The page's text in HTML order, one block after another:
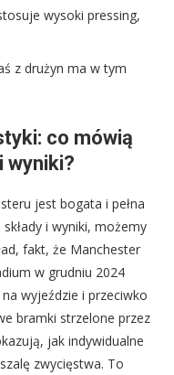
wysoki pressing,
z drużyn ma w tym
co mówią
wyniki?
jest bogata i pełna
i wyniki, możemy
fakt, że Manchester
w grudniu 2024
wyjeździe i przeciwko
bramki strzelone przez
jak indywidualne
zwycięstwa. To